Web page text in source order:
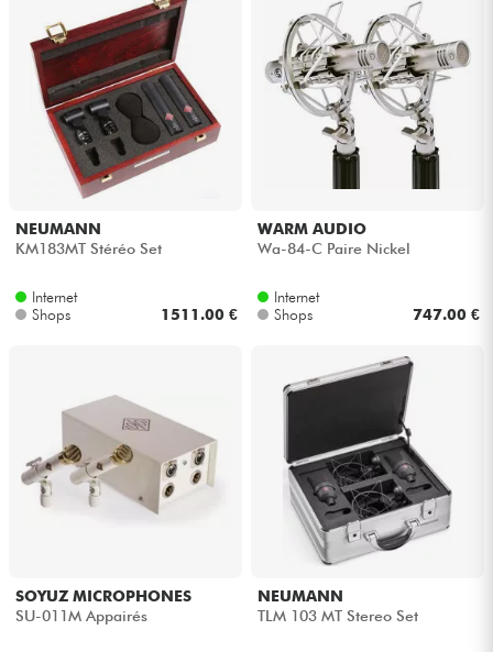
Licht
Drums
Blasinstrumente
Violinen & Quartett
Kinder
Kabel & Zubehöre
Bundle
Sehen Sie sich unsere Marken an
NEUMANN
KM183MT Stéréo Set
Internet
Shops
1511.00 €
WARM AUDIO
Wa-84-C Paire Nickel
Internet
Shops
747.00 €
SOYUZ MICROPHONES
SU-011M Appairés
NEUMANN
TLM 103 MT Stereo Set